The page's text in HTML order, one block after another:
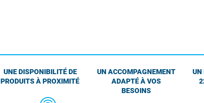
UNE DISPONIBILITÉ DE
PRODUITS À PROXIMITÉ
UN ACCOMPAGNEMENT
ADAPTÉ À VOS
BESOINS
UN